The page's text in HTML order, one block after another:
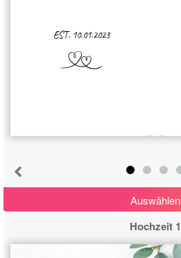
EST. 10.01.2023
Auswählen
Hochzeit 1